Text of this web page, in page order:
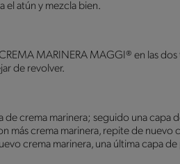
el atún y mezcla bien.
MARINERA MAGGI® en las dos
de revolver.
crema marinera; seguido una capa
más crema marinera, repite de nuevo
crema marinera, una última capa